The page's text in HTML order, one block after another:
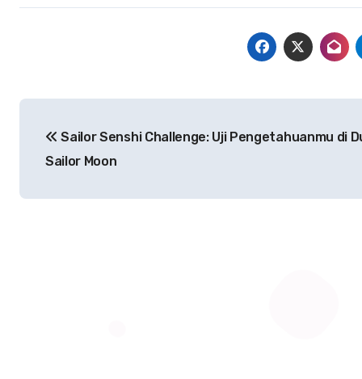
pos Sailor Senshi Challenge: Uji Pengetahuanmu di
Sailor Moon